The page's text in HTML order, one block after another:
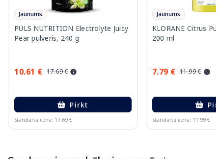
Jaunums
PULS NUTRITION Electrolyte Juicy
Pear pulveris, 240 g
10.61 € 17.69 €
Pirkt
Standarta cena: 17.69 €
Jaunums
KLORANE Citrus
200 ml
7.79 € 11.99 €
Standarta cena: 11.99 €